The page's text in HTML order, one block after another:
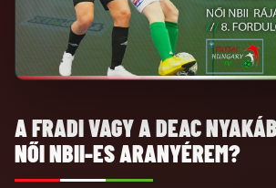
A FRADI VAGY A DEAC
NŐI NBII-ES ARANYÉREM?